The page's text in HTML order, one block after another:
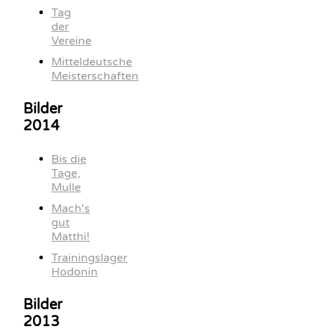
Tag
der
Vereine
Mitteldeutsche
Meisterschaften
Bilder
2014
Bis die
Tage,
Mulle
Mach's
gut
Matthi!
Trainingslager
Hodonin
Bilder
2013